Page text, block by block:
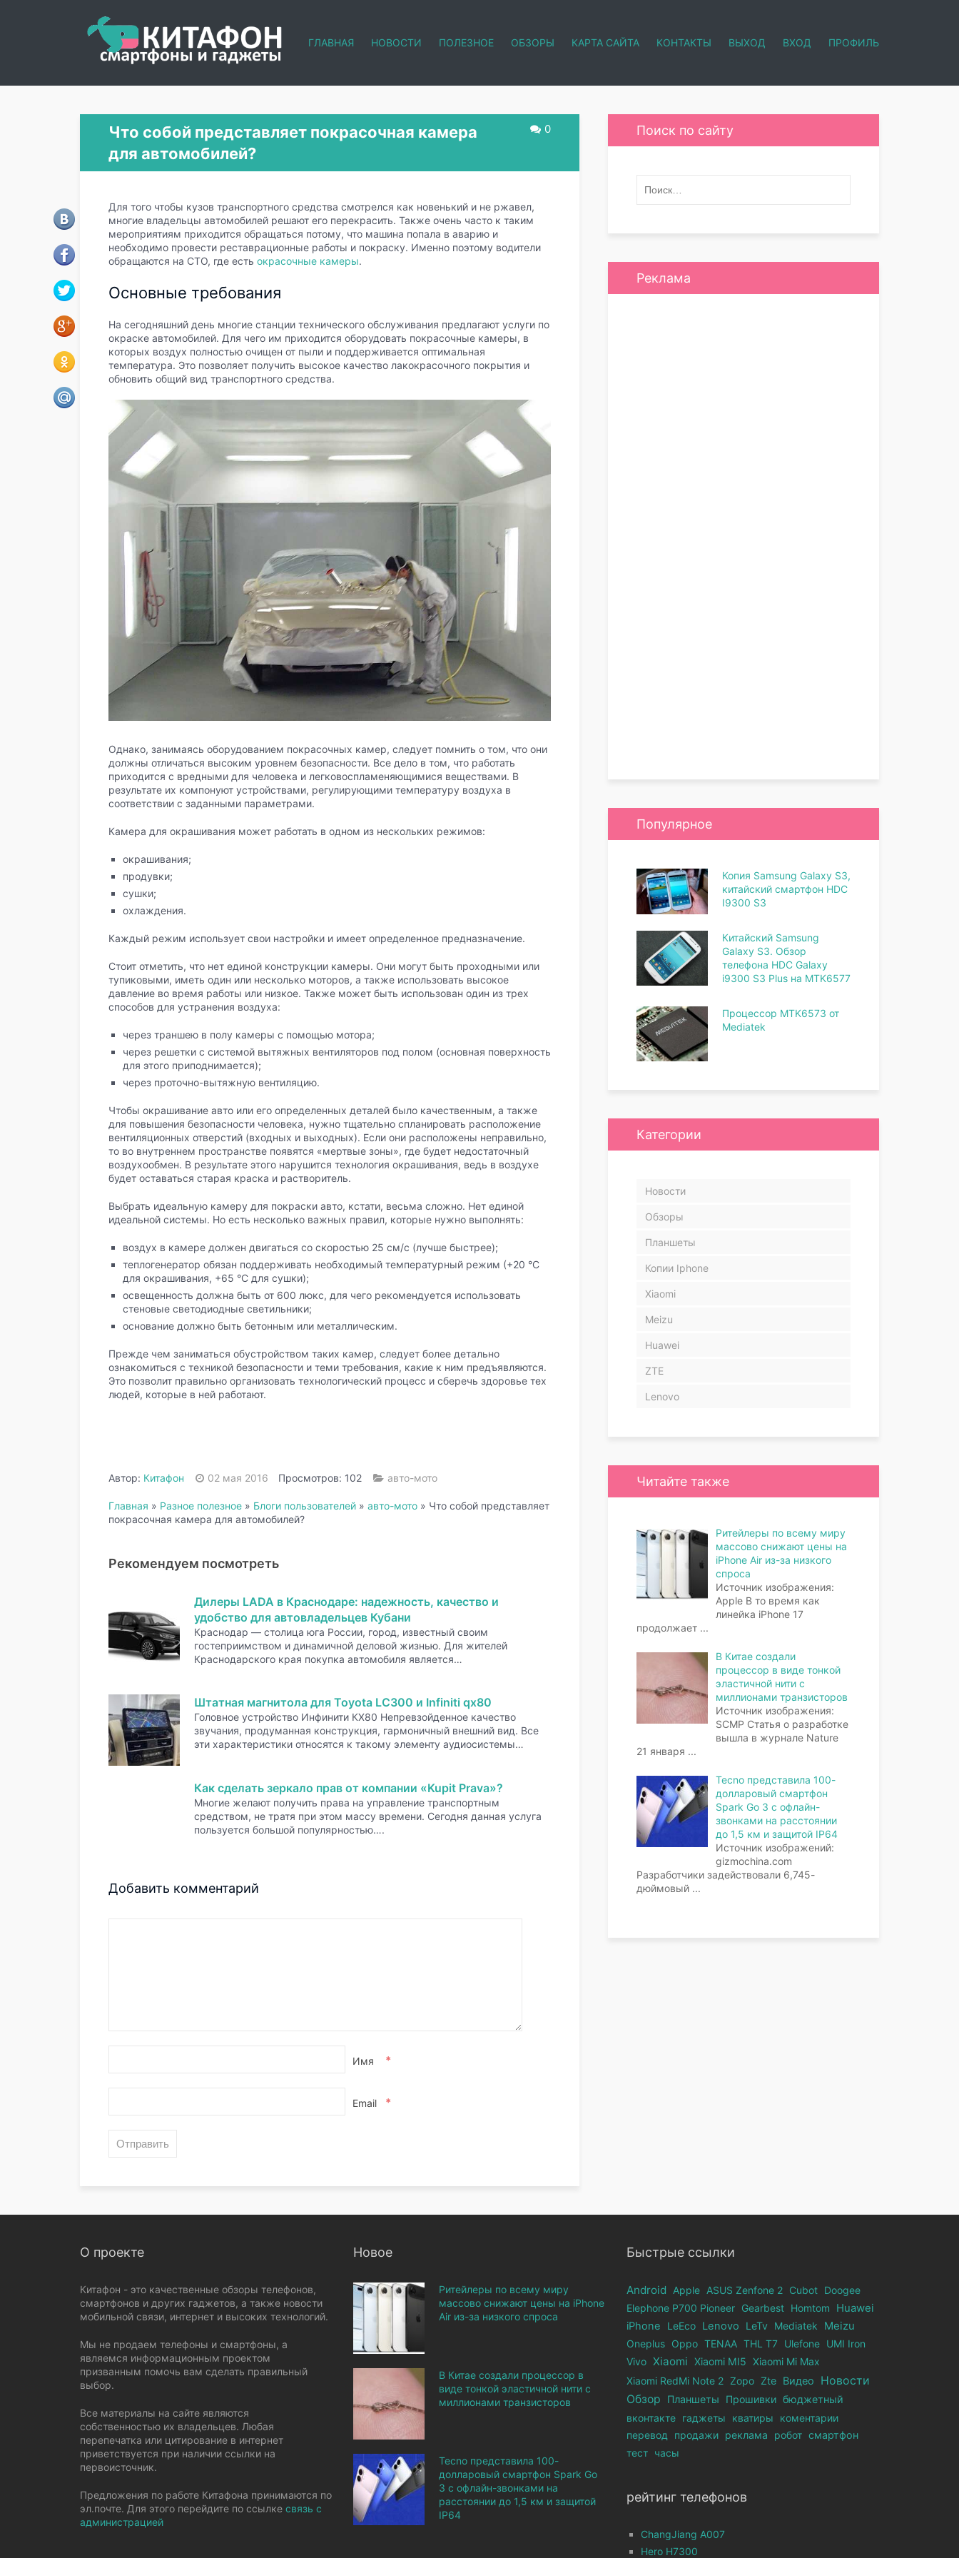
ГЛАВНАЯ НОВОСТИ ПОЛЕЗНОЕ ОБЗОРЫ КАРТА САЙТА КОНТАКТЫ ВЫХОД ВХОД ПРОФИЛЬ
0
Что собой представляет покрасочная камера
для автомобилей?
Для того чтобы кузов транспортного средства смотрелся как новенький и не ржавел,
многие владельцы автомобилей решают его перекрасить. Также очень часто к таким
мероприятиям приходится обращаться потому, что машина попала в аварию и
необходимо провести реставрационные работы и покраску. Именно поэтому водители
обращаются на СТО, где есть окрасочные камеры.
Основные требования
На сегодняшний день многие станции технического обслуживания предлагают услуги по
окраске автомобилей. Для чего им приходится оборудовать покрасочные камеры, в
которых воздух полностью очищен от пыли и поддерживается оптимальная
температура. Это позволяет получить высокое качество лакокрасочного покрытия и
обновить общий вид транспортного средства.
Однако, занимаясь оборудованием покрасочных камер, следует помнить о том, что они
должны отличаться высоким уровнем безопасности. Все дело в том, что работать
приходится с вредными для человека и легковоспламеняющимися веществами. В
результате их компонуют устройствами, регулирующими температуру воздуха в
соответствии с заданными параметрами.
Камера для окрашивания может работать в одном из нескольких режимов:
окрашивания;
продувки;
сушки;
охлаждения.
Каждый режим использует свои настройки и имеет определенное предназначение.
Стоит отметить, что нет единой конструкции камеры. Они могут быть проходными или
тупиковыми, иметь один или несколько моторов, а также использовать высокое
давление во время работы или низкое. Также может быть использован один из трех
способов для устранения воздуха:
через траншею в полу камеры с помощью мотора;
через решетки с системой вытяжных вентиляторов под полом (основная поверхность
для этого приподнимается);
через проточно-вытяжную вентиляцию.
Чтобы окрашивание авто или его определенных деталей было качественным, а также
для повышения безопасности человека, нужно тщательно спланировать расположение
вентиляционных отверстий (входных и выходных). Если они расположены неправильно,
то во внутреннем пространстве появятся «мертвые зоны», где будет недостаточный
воздухообмен. В результате этого нарушится технология окрашивания, ведь в воздухе
будет оставаться старая краска и растворитель.
Выбрать идеальную камеру для покраски авто, кстати, весьма сложно. Нет единой
идеальной системы. Но есть несколько важных правил, которые нужно выполнять:
воздух в камере должен двигаться со скоростью 25 см/с (лучше быстрее);
теплогенератор обязан поддерживать необходимый температурный режим (+20 °С
для окрашивания, +65 °С для сушки);
освещенность должна быть от 600 люкс, для чего рекомендуется использовать
стеновые светодиодные светильники;
основание должно быть бетонным или металлическим.
Прежде чем заниматься обустройством таких камер, следует более детально
ознакомиться с техникой безопасности и теми требования, какие к ним предъявляются.
Это позволит правильно организовать технологический процесс и сберечь здоровье тех
людей, которые в ней работают.
Автор: Китафон 02 мая 2016 Просмотров: 102 авто-мото
Главная » Разное полезное » Блоги пользователей » авто-мото » Что собой представляет
покрасочная камера для автомобилей?
Рекомендуем посмотреть
Дилеры LADA в Краснодаре: надежность, качество и
удобство для автовладельцев Кубани
Краснодар — столица юга России, город, известный своим
гостеприимством и динамичной деловой жизнью. Для жителей
Краснодарского края покупка автомобиля является…
Штатная магнитола для Toyota LC300 и Infiniti qx80
Головное устройство Инфинити КХ80 Непревзойденное качество
звучания, продуманная конструкция, гармоничный внешний вид. Все
эти характеристики относятся к такому элементу аудиосистемы…
Как сделать зеркало прав от компании «Kupit Prava»?
Многие желают получить права на управление транспортным
средством, не тратя при этом массу времени. Сегодня данная услуга
пользуется большой популярностью….
Добавить комментарий
Имя *
Email *
Поиск по сайту
Реклама
Популярное
Копия Samsung Galaxy S3,
китайский смартфон HDC
I9300 S3
Китайский Samsung
Galaxy S3. Обзор
телефона HDC Galaxy
i9300 S3 Plus на MTK6577
Процессор MTK6573 от
Mediatek
Категории
Новости
Обзоры
Планшеты
Копии Iphone
Xiaomi
Meizu
Huawei
ZTE
Lenovo
Читайте также
Ритейлеры по всему миру
массово снижают цены на
iPhone Air из-за низкого
спроса
Источник изображения:
Apple В то время как
линейка iPhone 17
продолжает ...
В Китае создали
процессор в виде тонкой
эластичной нити с
миллионами транзисторов
Источник изображения:
SCMP Статья о разработке
вышла в журнале Nature
21 января ...
Tecno представила 100-
долларовый смартфон
Spark Go 3 с офлайн-
звонками на расстоянии
до 1,5 км и защитой IP64
Источник изображений:
gizmochina.com
Разработчики задействовали 6,745-
дюймовый ...
О проекте
Китафон - это качественные обзоры телефонов,
смартфонов и других гаджетов, а также новости
мобильной связи, интернет и высоких технологий.
Мы не продаем телефоны и смартфоны, а
являемся информационным проектом
призванным помочь вам сделать правильный
выбор.
Все материалы на сайте являются
собственностью их владельцев. Любая
перепечатка или цитирование в интернет
приветствуется при наличии ссылки на
первоисточник.
Предложения по работе Китафона принимаются по
эл.почте. Для этого перейдите по ссылке связь с
администрацией
Новое
Ритейлеры по всему миру
массово снижают цены на iPhone
Air из-за низкого спроса
В Китае создали процессор в
виде тонкой эластичной нити с
миллионами транзисторов
Tecno представила 100-
долларовый смартфон Spark Go
3 с офлайн-звонками на
расстоянии до 1,5 км и защитой
IP64
Быстрые ссылки
Android Apple ASUS Zenfone 2 Cubot Doogee
Elephone Р700 Pioneer Gearbest Homtom
Huawei
iPhone
LeEco Lenovo LeTv Mediatek Meizu
Oneplus Oppo TENAA THL T7 Ulefone UMI Iron
Vivo Xiaomi Xiaomi MI5 Xiaomi Mi Max
Xiaomi RedMi Note 2 Zopo Zte Видео Новости
Обзор Планшеты Прошивки бюджетный
вконтакте гаджеты кватиры
коментарии
перевод
продажи реклама робот смартфон
тест часы
рейтинг телефонов
ChangJiang A007
Hero H7300